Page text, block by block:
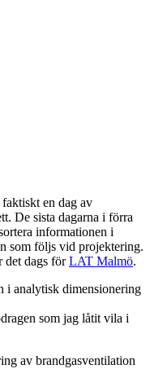
en dag av
De sista dagarna i förra
informationen i
som följs vid projektering.
det dags förLAT Malmö.
i analytisk dimensionering
som jag låtit vila i
av brandgasventilation